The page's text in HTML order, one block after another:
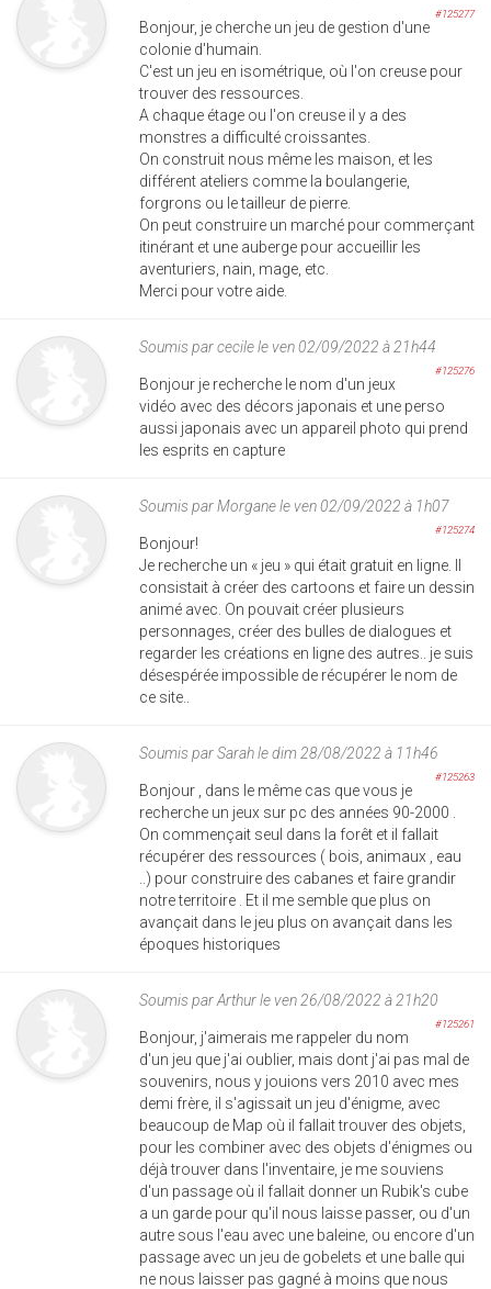
#125277
Bonjour, je cherche un jeu de gestion d'une
colonie d'humain.
C'est un jeu en isométrique, où l'on creuse pour
trouver des ressources.
A chaque étage ou l'on creuse il y a des
monstres a difficulté croissantes.
On construit nous même les maison, et les
différent ateliers comme la boulangerie,
forgrons ou le tailleur de pierre.
On peut construire un marché pour commerçant
itinérant et une auberge pour accueillir les
aventuriers, nain, mage, etc.
Merci pour votre aide.
Soumis parcecilele ven 02/09/2022 à 21h44
#125276
Bonjour je recherche le nom d'un jeux
vidéo avec des décors japonais et une perso
aussi japonais avec un appareil photo qui prend
les esprits en capture
Soumis parMorganele ven 02/09/2022 à 1h07
#125274
Bonjour!
Je recherche un « jeu » qui était gratuit en ligne. Il
consistait à créer des cartoons et faire un dessin
animé avec. On pouvait créer plusieurs
personnages, créer des bulles de dialogues et
regarder les créations en ligne des autres.. je suis
désespérée impossible de récupérer le nom de
ce site..
Soumis parSarahle dim 28/08/2022 à 11h46
#125263
Bonjour , dans le même cas que vous je
recherche un jeux sur pc des années 90-2000 .
On commençait seul dans la forêt et il fallait
récupérer des ressources ( bois, animaux , eau
..) pour construire des cabanes et faire grandir
notre territoire . Et il me semble que plus on
avançait dans le jeu plus on avançait dans les
époques historiques
Soumis parArthurle ven 26/08/2022 à 21h20
#125261
Bonjour, j'aimerais me rappeler du nom
d'un jeu que j'ai oublier, mais dont j'ai pas mal de
souvenirs, nous y jouions vers 2010 avec mes
demi frère, il s'agissait un jeu d'énigme, avec
beaucoup de Map où il fallait trouver des objets,
pour les combiner avec des objets d'énigmes ou
déjà trouver dans l'inventaire, je me souviens
d'un passage où il fallait donner un Rubik's cube
a un garde pour qu'il nous laisse passer, ou d'un
autre sous l'eau avec une baleine, ou encore d'un
passage avec un jeu de gobelets et une balle qui
ne nous laisser pas gagné à moins que nous